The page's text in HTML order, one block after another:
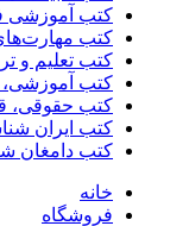
کتب آموزشی
کتب
کتب تعلیم و
کتب
کتب حقوقی،
کتب ایران
کتب دامغان
خانه
فروشگاه